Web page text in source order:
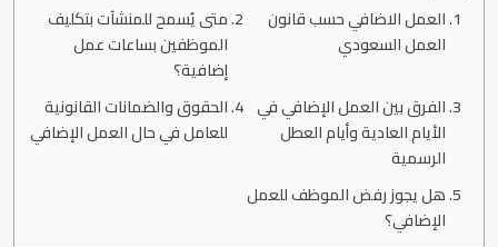
العمل الاضافي حسب قانون
العمل السعودي
متى يُسمح للمنشآت بتكليف
الموظفين بساعات عمل
إضافية؟
الفرق بين العمل الإضافي في
الأيام العادية وأيام العطل
الرسمية
الحقوق والضمانات القانونية
للعامل في حال العمل الإضافي
هل يجوز رفض الموظف للعمل
الإضافي؟